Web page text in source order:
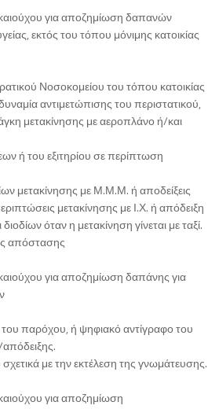
για αποζημίωση δαπανών
εκτός του τόπου μόνιμης κατοικίας
Νοσοκομείου του τόπου κατοικίας
αντιμετώπισης του περιστατικού,
μετακίνησης με αεροπλάνο ή/και
ή του εξιτηρίου σε περίπτωση
μετακίνησης με Μ.Μ.Μ. ή αποδείξεις
μετακίνησης με Ι.Χ. ή απόδειξη
όταν η μετακίνηση γίνεται με ταξί.
απόστασης
για αποζημίωση δαπάνης για
του παρόχου, ή ψηφιακό αντίγραφο του
με την εκτέλεση της γνωμάτευσης.
για αποζημίωση